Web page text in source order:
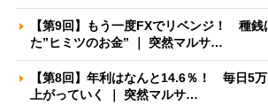
【第9回】もう一度FXでリベンジ！ 種銭
た”ヒミツのお金” ｜ 突然マルサ…
【第8回】年利はなんと14.6％！ 毎日5
上がっていく ｜ 突然マルサ…